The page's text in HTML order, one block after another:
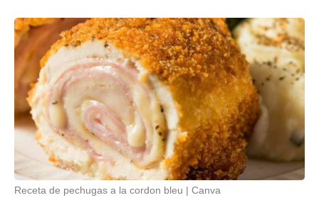
Receta de pechugas a la cordon bleu Canva